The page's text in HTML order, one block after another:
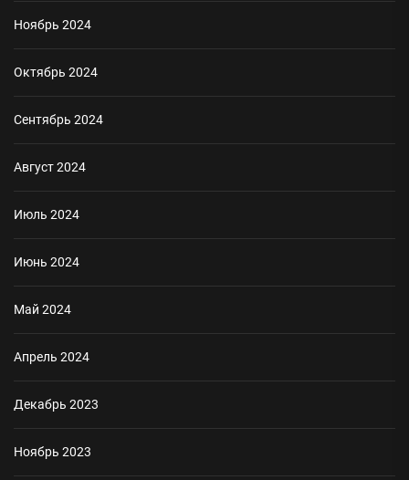
Ноябрь 2024
Октябрь 2024
Сентябрь 2024
Август 2024
Июль 2024
Июнь 2024
Май 2024
Апрель 2024
Декабрь 2023
Ноябрь 2023